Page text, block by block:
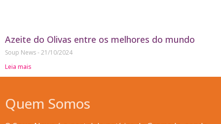
Azeite do Olivas entre os melhores do mundo
Soup News 21/10/2024
Leia mais
Quem Somos